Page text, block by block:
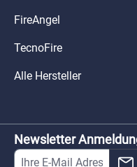
FireAngel
TecnoFire
Alle Hersteller
Newsletter